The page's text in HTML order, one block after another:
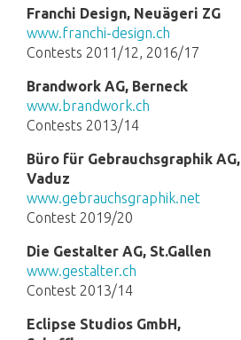
Franchi Design, Neuägeri ZG
www.franchi-design.ch
Contests 2011/12, 2016/17
Brandwork AG, Berneck
www.brandwork.ch
Contests 2013/14
Büro für Gebrauchsgraphik AG,
Vaduz
www.gebrauchsgraphik.net
Contest 2019/20
Die Gestalter AG, St.Gallen
www.gestalter.ch
Contest 2013/14
Eclipse Studios GmbH,